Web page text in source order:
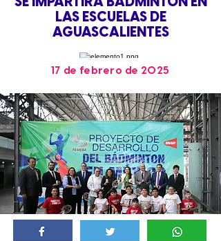
LAS ESCUELAS DE
AGUASCALIENTES
17 de febrero de 2025